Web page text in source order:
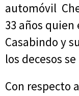
automóvil
33 años
Casabindo y
los decesos
Con respecto